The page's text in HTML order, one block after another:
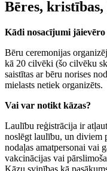
Bēres, kristības,
Kādi nosacījumi
Bēru ceremonijas
kā 20 cilvēki (šo cilvēku
saistītas ar bēru norises
mielasts netiek organizēts.
Vai var notikt kāzas?
Laulību reģistrācija ir
noslēgt laulību, un diviem
nodaļas amatpersonai vai
vakcinācijas vai